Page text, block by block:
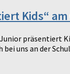
Kids“ am
präsentiert
uns an der